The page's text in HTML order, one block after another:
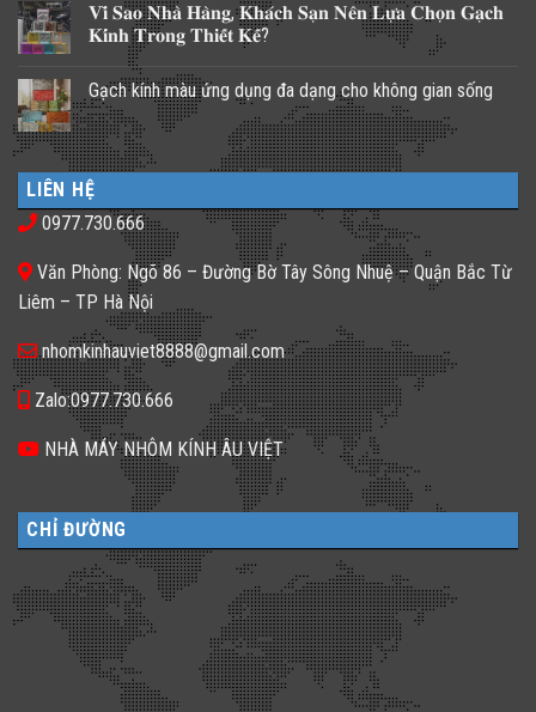
bình
luận
ở
pháp
lấy
ánh
sáng
cho
nhà
phố
thiếu
sáng
tối
𝐕𝐢̀ 𝐒𝐚𝐨 𝐍𝐡𝐚̀ 𝐇𝐚̀𝐧𝐠, 𝐊𝐡𝐚́𝐜𝐡 𝐒𝐚̣𝐧 𝐍𝐞̂𝐧 𝐋𝐮̛̣𝐚 𝐂𝐡𝐨̣𝐧 𝐆𝐚̣𝐜𝐡
𝐊𝐢́𝐧𝐡 𝐓𝐫𝐨𝐧𝐠 𝐓𝐡𝐢𝐞̂́𝐭 𝐊𝐞̂́?
bình
luận
ở
𝐕𝐢̀
𝐒𝐚𝐨
𝐍𝐡𝐚̀
𝐇𝐚̀𝐧𝐠,
𝐊𝐡𝐚́𝐜𝐡
𝐒𝐚̣𝐧
𝐍𝐞̂𝐧
𝐂𝐡𝐨̣𝐧
𝐆𝐚̣𝐜𝐡
𝐊𝐢́𝐧𝐡
𝐓𝐫𝐨𝐧𝐠
𝐓𝐡𝐢𝐞̂́𝐭
𝐊𝐞̂́?
Gạch kính màu ứng dụng đa dạng cho không gian sống
Không
có
bình
luận
ở
Gạch
kính
màu
đa
dạng
cho
không
gian
sống
LIÊN HỆ
0977.730.666
Văn Phòng: Ngõ 86 – Đường Bờ Tây Sông Nhuệ – Quận Bắc Từ
Liêm – TP Hà Nội
nhomkinhauviet8888@gmail.com
Zalo:0977.730.666
NHÀ MÁY NHÔM KÍNH ÂU VIỆT
CHỈ ĐƯỜNG